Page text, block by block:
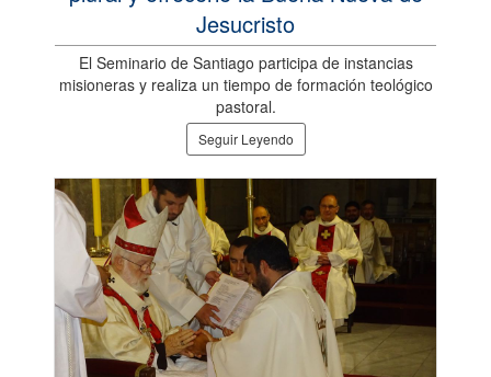
Jesucristo
El Seminario de Santiago participa de instancias
misioneras y realiza un tiempo de formación teológico
pastoral.
Seguir Leyendo